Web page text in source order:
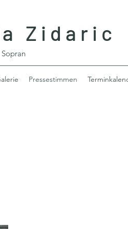
a Z i d a r i c
Sopran
Pressestimmen